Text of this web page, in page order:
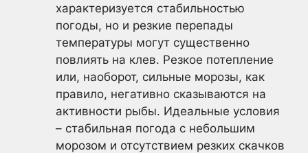
характеризуется стабильностью
погоды, но и резкие перепады
температуры могут существенно
повлиять на клев. Резкое потепление
или, наоборот, сильные морозы, как
правило, негативно сказываются на
активности рыбы. Идеальные условия
– стабильная погода с небольшим
морозом и отсутствием резких скачков